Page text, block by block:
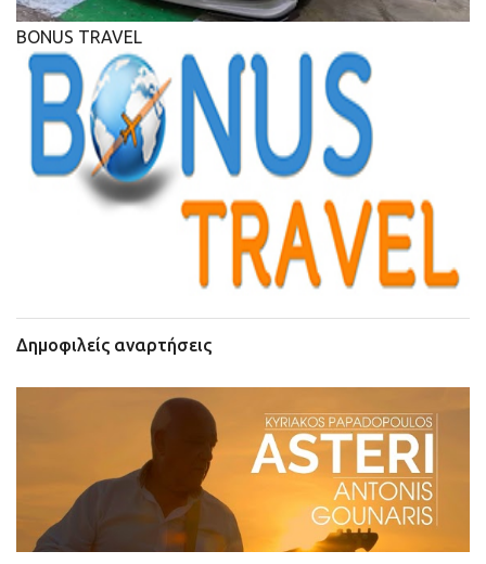
BONUS TRAVEL
Δημοφιλείς αναρτήσεις